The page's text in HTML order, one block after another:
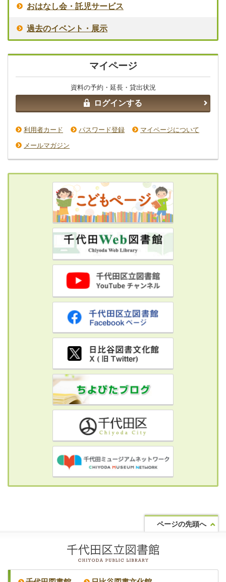
おはなし会・託児サービス
過去のイベント・展示
マイページ
資料の予約・延長・貸出状況
ログインする
利用者カード パスワード登録
マイページについて
メールマガジン
ページの先頭へ